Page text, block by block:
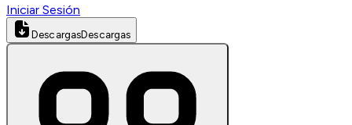
Iniciar Sesión
DescargasDescargas